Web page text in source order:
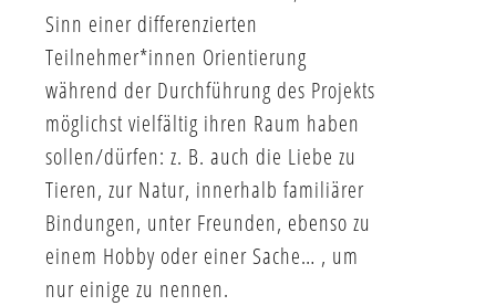
Sinn einer differenzierten
Teilnehmer*innen Orientierung
während der Durchführung des Projekts
möglichst vielfältig ihren Raum haben
sollen/dürfen: z. B. auch die Liebe zu
Tieren, zur Natur, innerhalb familiärer
Bindungen, unter Freunden, ebenso zu
einem Hobby oder einer Sache… , um
nur einige zu nennen.